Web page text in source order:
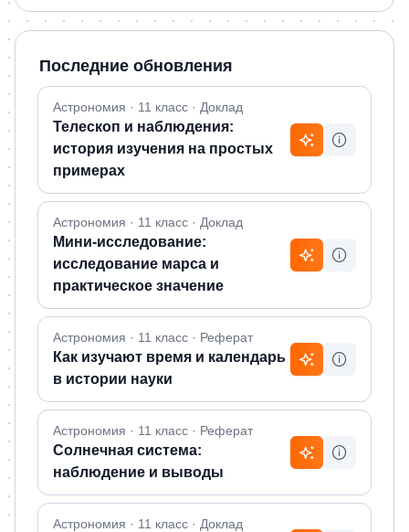
Последние обновления
Астрономия · 11 класс · Доклад
Телескоп и наблюдения:
история изучения на простых
примерах
Астрономия · 11 класс · Доклад
Мини-исследование:
исследование марса и
практическое значение
Астрономия · 11 класс · Реферат
Как изучают время и календарь
в истории науки
Астрономия · 11 класс · Реферат
Солнечная система:
наблюдение и выводы
Астрономия · 11 класс · Доклад